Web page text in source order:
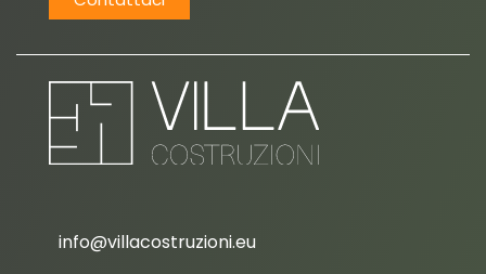
info@villacostruzioni.eu